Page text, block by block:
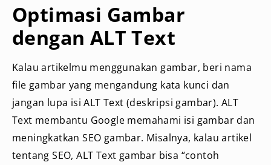
Optimasi Gambar
dengan ALT Text
Kalau artikelmu menggunakan gambar, beri nama
file gambar yang mengandung kata kunci dan
jangan lupa isi ALT Text (deskripsi gambar). ALT
Text membantu Google memahami isi gambar dan
meningkatkan SEO gambar. Misalnya, kalau artikel
tentang SEO, ALT Text gambar bisa “contoh